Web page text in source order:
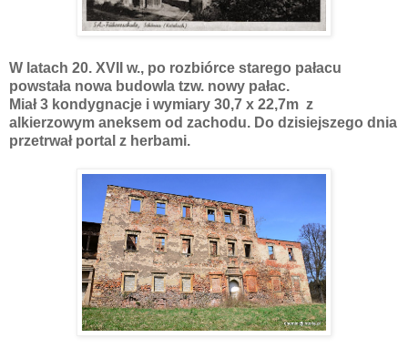
W latach 20. XVII w., po rozbiórce starego pałacu
powstała nowa budowla tzw. nowy pałac.
Miał 3 kondygnacje i wymiary 30,7 x 22,7m z
alkierzowym aneksem od zachodu. Do dzisiejszego dnia
przetrwał portal z herbami.